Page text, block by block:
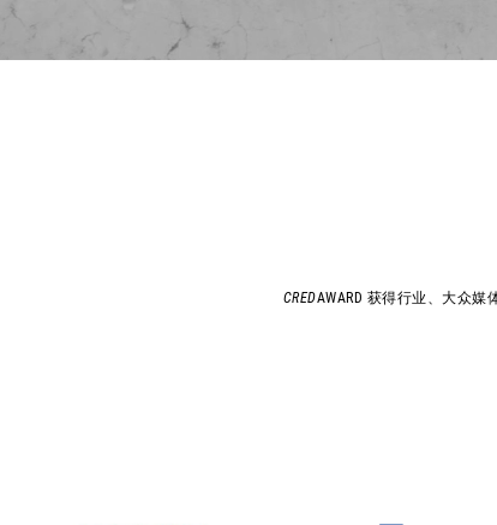
CREDAWARD 获得行业、大众